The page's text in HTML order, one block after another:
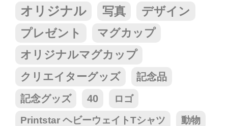
オリジナル 写真
デザイン
プレゼント
マグカップ
オリジナルマグカップ
クリエイターグッズ
記念品
記念グッズ
40 ロゴ
Printstar ヘビーウェイトTシャツ 動物